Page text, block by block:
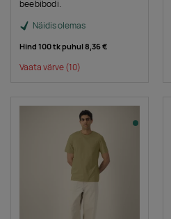
beebibodi.
Näidis olemas
Hind 100 tk puhul8,36 €
Vaata värve(10)